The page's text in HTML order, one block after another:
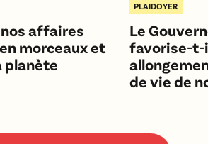
affaires
morceaux et
planète
PLAIDOYER
Le
favorise-t-
de vie de